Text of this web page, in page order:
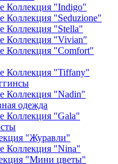
Коллекция "Indigo"
Коллекция "Seduzione"
Коллекция "Stella"
Коллекция "Vivian"
Коллекция "Comfort"
Коллекция "Tiffany"
Коллекция "Nadin"
одежда
Коллекция "Gala"
"Журавли"
Коллекция "Nina"
"Мини цветы"